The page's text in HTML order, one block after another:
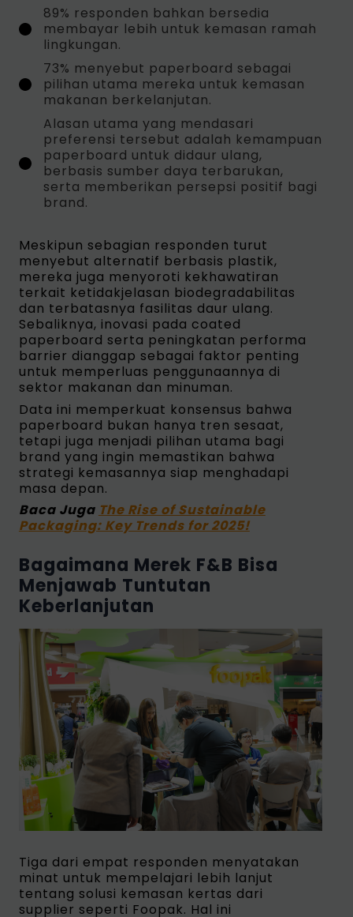
89% responden bahkan bersedia
membayar lebih untuk kemasan ramah
lingkungan.
73% menyebut paperboard sebagai
pilihan utama mereka untuk kemasan
makanan berkelanjutan.
Alasan utama yang mendasari
preferensi tersebut adalah kemampuan
paperboard untuk didaur ulang,
berbasis sumber daya terbarukan,
serta memberikan persepsi positif bagi
brand.
Meskipun sebagian responden turut
menyebut alternatif berbasis plastik,
mereka juga menyoroti kekhawatiran
terkait ketidakjelasan biodegradabilitas
dan terbatasnya fasilitas daur ulang.
Sebaliknya, inovasi pada coated
paperboard serta peningkatan performa
barrier dianggap sebagai faktor penting
untuk memperluas penggunaannya di
sektor makanan dan minuman.
Data ini memperkuat konsensus bahwa
paperboard bukan hanya tren sesaat,
tetapi juga menjadi pilihan utama bagi
brand yang ingin memastikan bahwa
strategi kemasannya siap menghadapi
masa depan.
Baca Juga The Rise of Sustainable
Packaging: Key Trends for 2025!
Bagaimana Merek F&B Bisa
Menjawab Tuntutan
Keberlanjutan
Tiga dari empat responden menyatakan
minat untuk mempelajari lebih lanjut
tentang solusi kemasan kertas dari
supplier seperti Foopak. Hal ini